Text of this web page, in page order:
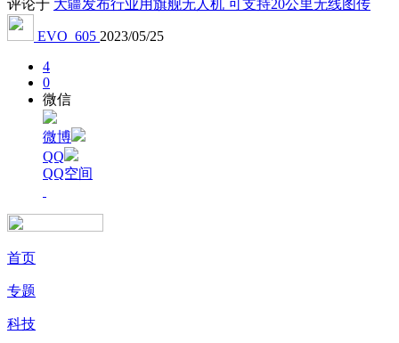
评论于 大疆发布行业用旗舰无人机 可支持20公里无线图传
EVO_605 2023/05/25
4
0
微信
微博
QQ
QQ空间
首页
专题
科技